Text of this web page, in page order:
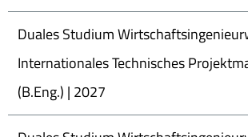
Duales Studium
Internationales Technisches
(B.Eng.) | 2027